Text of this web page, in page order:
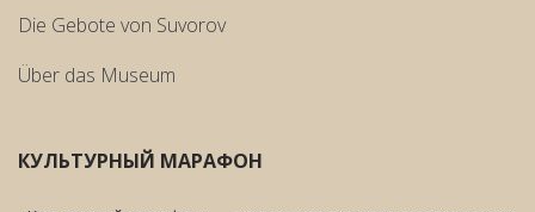
Die Gebote von Suvorov
Über das Museum
КУЛЬТУРНЫЙ МАРАФОН